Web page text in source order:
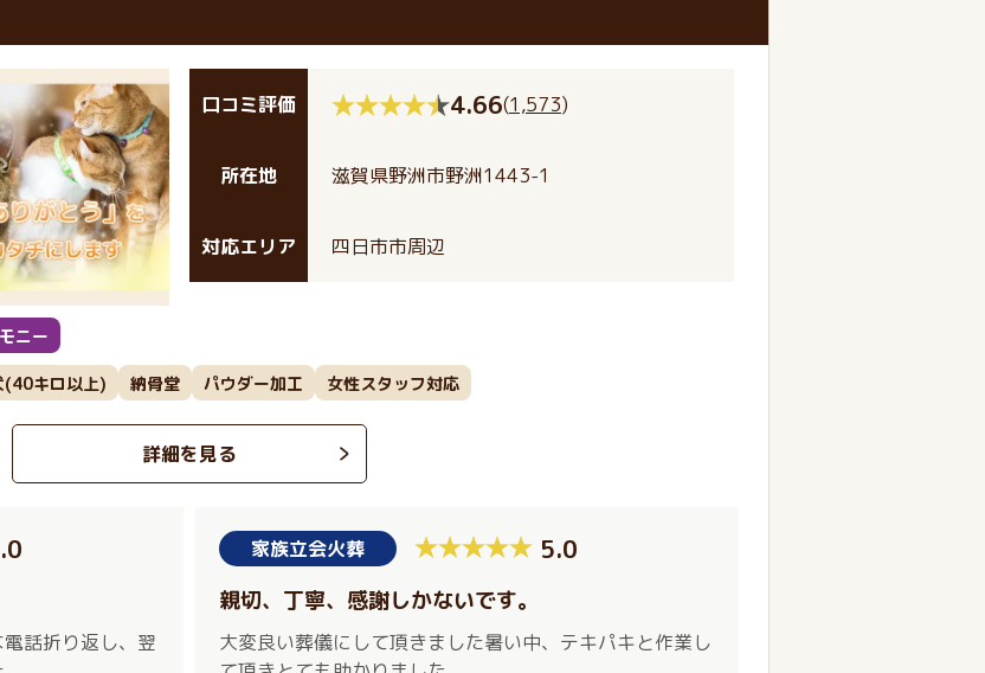
口コミ評価 4.66(1,573)
所在地 滋賀県野洲市野洲1443-1
対応エリア 四日市市周辺
ニー
(40キロ以上) 納骨堂 パウダー加工 女性スタッフ対応
詳細を見る
話折り返し、翌
家族立会火葬 5.0
親切、丁寧、感謝しかないです。
大変良い葬儀にして頂きました暑い中、テキパキと作業し